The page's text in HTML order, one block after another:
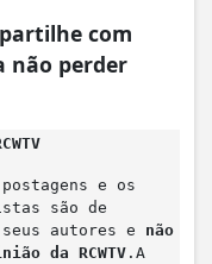
com
não perder
e os
são de
autores e não
da RCWTV .A